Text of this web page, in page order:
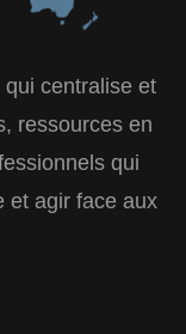
centralise et
ressources en
qui
et agir face aux